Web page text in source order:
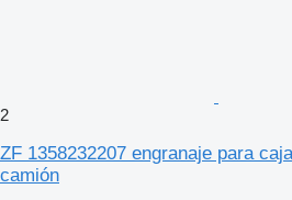
2
ZF 1358232207 engranaje para
camión